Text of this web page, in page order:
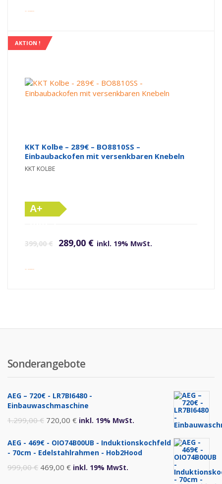
inkl. Versandkosten
AKTION !
KKT Kolbe – 289€ – BO8810SS –
Einbaubackofen mit versenkbaren Knebeln
KKT KOLBE
A+
399,00€ 289,00 € inkl. 19% MwSt.
Sonderangebote
AEG – 720€ - LR7BI6480 -
Einbauwaschmaschine
1.299,00€ Ursprünglicher
war:
720,00 €Aktueller
ist:
inkl. 19% MwSt.
AEG - 469€ - OIO74B00UB - Induktionskochfeld
- 70cm - Edelstahlrahmen - Hob2Hood
999,00€ Ursprünglicher
469,00 €Aktueller
inkl. 19% MwSt.